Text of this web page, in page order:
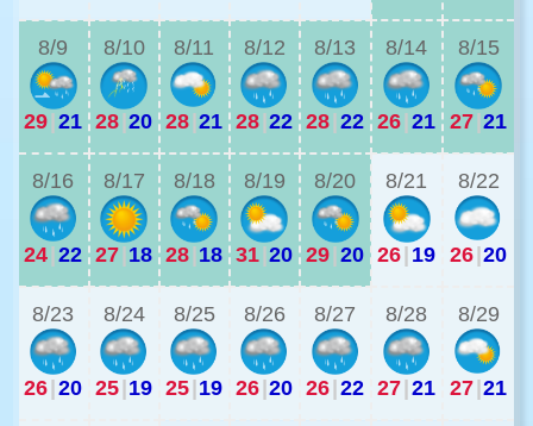
8/9
29 21
8/10
28 20
8/11
28 21
8/12
28 22
8/13
28 22
8/14
26 21
8/15
27 21
8/16
24 22
8/17
27 18
8/18
28 18
8/19
31 20
8/20
29 20
8/21
26 19
8/22
26 20
8/23
26 20
8/24
25 19
8/25
25 19
8/26
26 20
8/27
26 22
8/28
27 21
8/29
27 21